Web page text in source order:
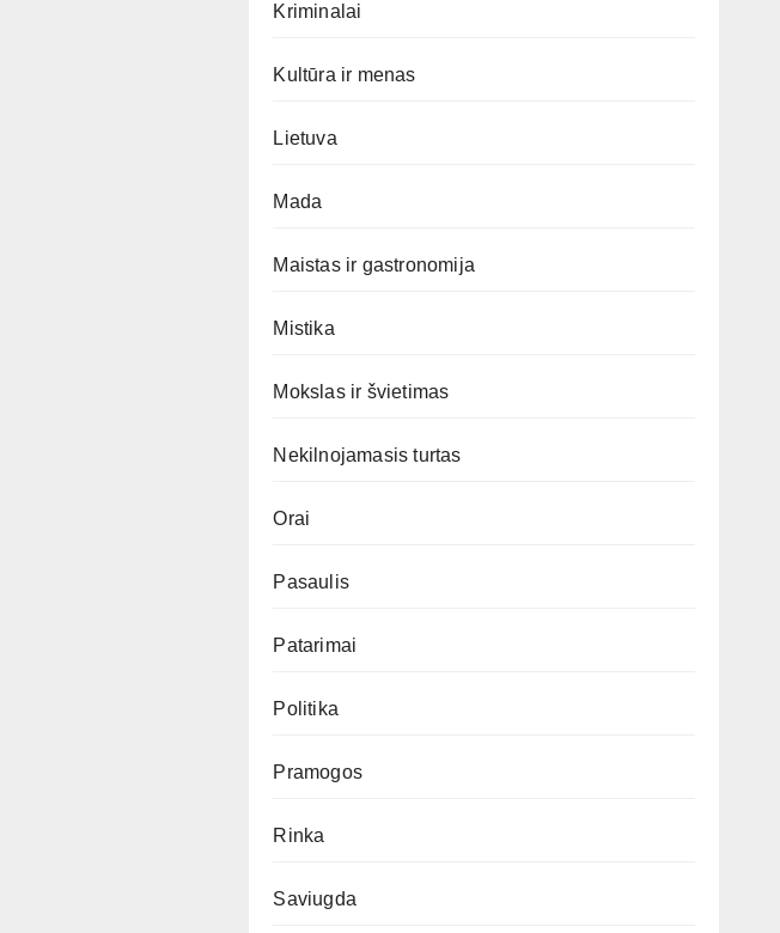
Kriminalai
Kultūra ir menas
Lietuva
Mada
Maistas ir gastronomija
Mistika
Mokslas ir švietimas
Nekilnojamasis turtas
Orai
Pasaulis
Patarimai
Politika
Pramogos
Rinka
Saviugda